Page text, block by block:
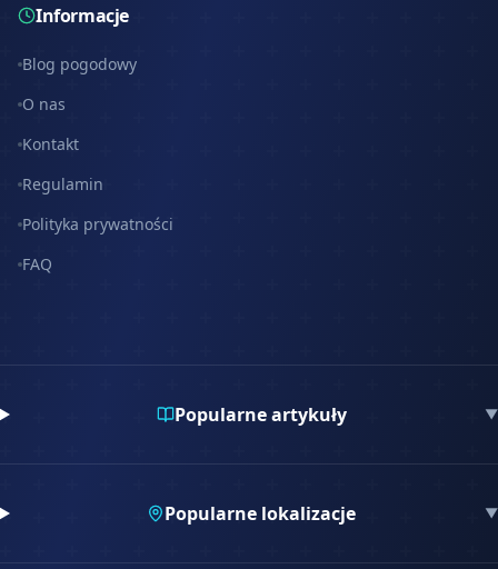
Informacje
Blog pogodowy
O nas
Kontakt
Regulamin
Polityka prywatności
FAQ
Popularne artykuły ▼
Popularne lokalizacje ▼